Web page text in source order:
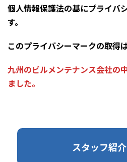
個人情報保護法の基にプライバ
す。
このプライバシーマークの取得は
九州のビルメンテナンス会社の
ました。
スタッフ紹